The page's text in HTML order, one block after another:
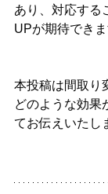
あり、対応する
UPが期待できま
本投稿は間取り
どのような効果
てお伝えいたし